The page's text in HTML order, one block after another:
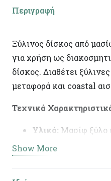
Περιγραφή
Ξύλινος δίσκος από
για χρήση ως
δίσκος. Διαθέτει
μεταφορά και coastal
Τεχνικά
Υλικό: Μασίφ ξύλο
Χρώμα/Φινίρισμα:
Διαστάσεις:
Show More